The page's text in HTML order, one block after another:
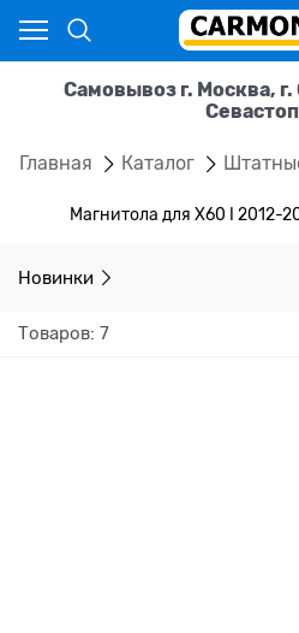
Самовывоз г. Москва,
Главная Каталог
Магнитола для X60 I 2012-
Новинки
Товаров: 7